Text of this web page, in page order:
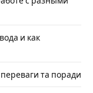
и как
та поради